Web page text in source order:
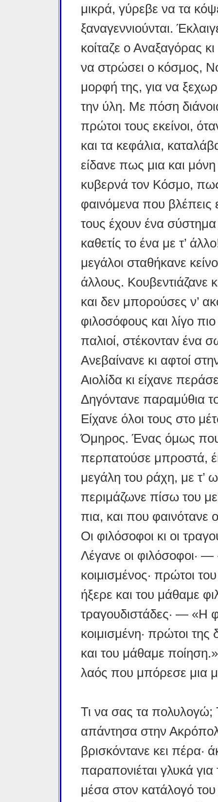
μικρά, γύρεβε να τα
ξαναγεννιούνται.
κοίταζε ο Αναξαγόρας
να στρώσει ο κόσμος,
μορφή της, για να
την ύλη. Με πόση
πρώτοι τους εκείνοι,
και τα κεφάλια,
είδανε πως μια και
κυβερνά τον Κόσμο,
φαινόμενα που βλέπεις
τους έχουν ένα
καθετίς το ένα με τ’
μεγάλοι σταθήκανε
άλλους.
και δεν μπορούσες ν’
φιλοσόφους και λίγο
παλιοί, στέκονταν ένα
Ανεβαίνανε κι αφτοί
Αιολίδα κι είχανε
Δηγόντανε παραμύθια
Είχανε όλοι τους στο
Όμηρος. Ένας όμως που
περπατούσε μπροστά,
μεγάλη του ράχη, με τ’
περιμάζωνε πίσω του
πια, και που φαινότανε
Οι φιλόσοφοι κι οι
Λέγανε οι φιλόσοφοι·
κοιμι­σμένος· πρώτοι
ήξερε και του μάθαμε
τραγουδιστάδες· — «Η
κοιμισμένη· πρώτοι
και του μάθαμε
λαός που μπόρεσε μια
Τι να σας τα πολυλογώ;
απάντησα στην
βρισκόντανε κει πέρα·
παραπονιέται γλυκά
μέσα στον κατά­λογό